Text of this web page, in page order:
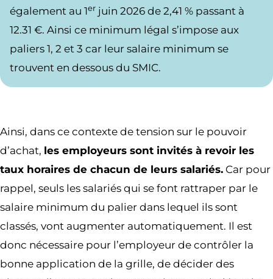
également au 1er juin 2026 de 2,41 % passant à
12.31 €. Ainsi ce minimum légal s’impose aux
paliers 1, 2 et 3 car leur salaire minimum se
trouvent en dessous du SMIC.
Ainsi, dans ce contexte de tension sur le pouvoir
d’achat, les employeurs sont invités à revoir les
taux horaires de chacun de leurs salariés. Car pour
rappel, seuls les salariés qui se font rattraper par le
salaire minimum du palier dans lequel ils sont
classés, vont augmenter automatiquement. Il est
donc nécessaire pour l’employeur de contrôler la
bonne application de la grille, de décider des